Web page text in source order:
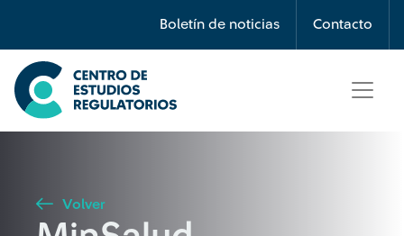
Boletín de noticias Contacto
Búsqueda
Seleccione país
Volver